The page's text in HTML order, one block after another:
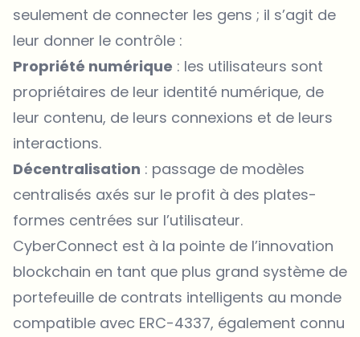
seulement de connecter les gens ; il s’agit de
leur donner le contrôle :
Propriété numérique : les utilisateurs sont
propriétaires de leur identité numérique, de
leur contenu, de leurs connexions et de leurs
interactions.
Décentralisation : passage de modèles
centralisés axés sur le profit à des plates-
formes centrées sur l’utilisateur.
CyberConnect est à la pointe de l’innovation
blockchain en tant que plus grand système de
portefeuille de contrats intelligents au monde
compatible avec ERC-4337, également connu